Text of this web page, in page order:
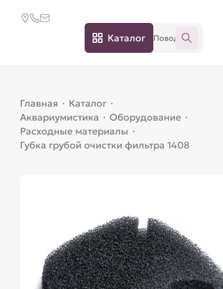
Каталог
Главная · Каталог ·
Аквариумистика · Оборудование ·
Расходные материалы ·
Губка грубой очистки фильтра 1408